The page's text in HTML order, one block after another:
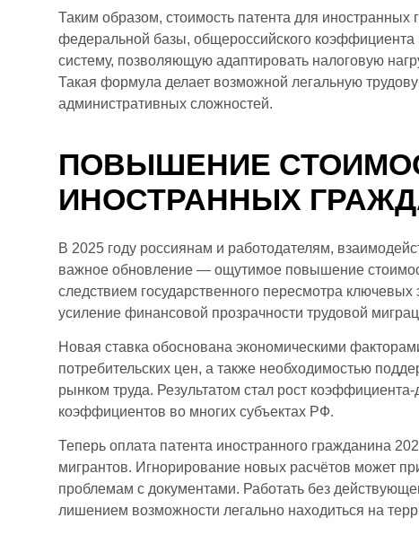
Таким образом, стоимость патента для иностранных
федеральной базы, общероссийского коэффициента
систему, позволяющую адаптировать налоговую
Такая формула делает возможной легальную
административных сложностей.
ПОВЫШЕНИЕ
ИНОСТРАННЫХ
В 2025 году россиянам и работодателям,
важное обновление — ощутимое повышение
следствием государственного пересмотра
усиление финансовой прозрачности трудовой
Новая ставка обоснована экономическими
потребительских цен, а также необходимостью
рынком труда. Результатом стал рост
коэффициентов во многих субъектах РФ.
Теперь оплата патента иностранного гражданина
мигрантов. Игнорирование новых расчётов может
проблемам с документами. Работать без
лишением возможности легально находиться на